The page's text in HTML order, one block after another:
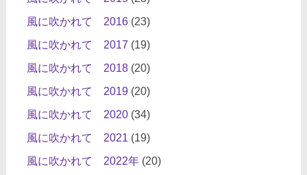
風に吹かれて 2016(23)
風に吹かれて 2017 (19)
風に吹かれて 2018(20)
風に吹かれて 2019(20)
風に吹かれて 2020(34)
風に吹かれて 2021 (19)
風に吹かれて 2022年(20)